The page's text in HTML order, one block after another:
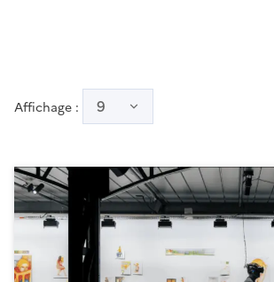
Affichage : 9